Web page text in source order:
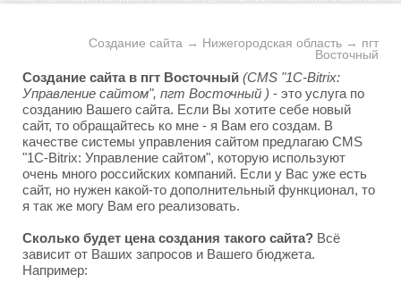
Создание сайта → Нижегородская область → пгт
Восточный
Создание сайта в пгт Восточный (CMS "1C-Bitrix:
Управление сайтом", пгт Восточный ) - это услуга по
созданию Вашего сайта. Если Вы хотите себе новый
сайт, то обращайтесь ко мне - я Вам его создам. В
качестве системы управления сайтом предлагаю CMS
"1C-Bitrix: Управление сайтом", которую используют
очень много российских компаний. Если у Вас уже есть
сайт, но нужен какой-то дополнительный функционал, то
я так же могу Вам его реализовать.
Сколько будет цена создания такого сайта? Всё
зависит от Ваших запросов и Вашего бюджета.
Например: